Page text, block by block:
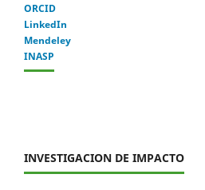
ORCID
LinkedIn
Mendeley
INASP
INVESTIGACION DE IMPACTO